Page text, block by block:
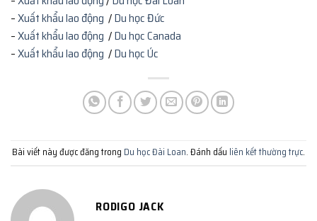
–Xuất khẩu lao động /Du học Đức
–Xuất khẩu lao động /Du học Canada
–Xuất khẩu lao động /Du học Úc
Bài viết này được đăng trong Du học Đài Loan. Đánh dấu liên kết thường trực.
RODIGO JACK